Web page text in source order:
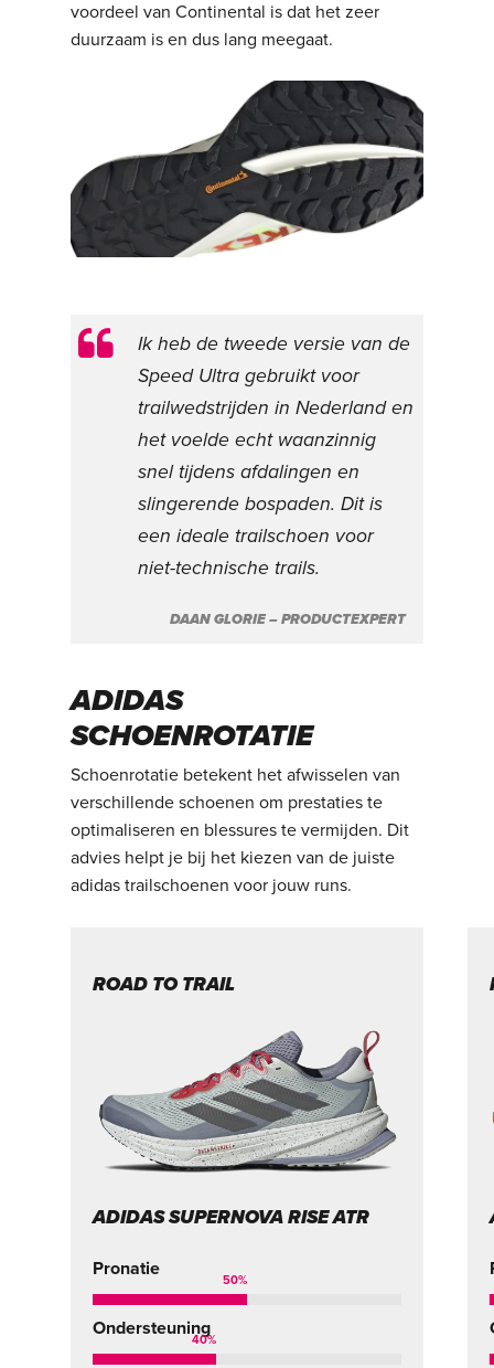
voordeel van Continental is dat het zeer
duurzaam is en dus lang meegaat.
Ik heb de tweede versie van de
Speed Ultra gebruikt voor
trailwedstrijden in Nederland en
het voelde echt waanzinnig
snel tijdens afdalingen en
slingerende bospaden. Dit is
een ideale trailschoen voor
niet-technische trails.
DAAN GLORIE – PRODUCTEXPERT
ADIDAS
SCHOENROTATIE
Schoenrotatie betekent het afwisselen van
verschillende schoenen om prestaties te
optimaliseren en blessures te vermijden. Dit
advies helpt je bij het kiezen van de juiste
adidas trailschoenen voor jouw runs.
ROAD TO TRAIL
ADIDAS SUPERNOVA RISE ATR
Pronatie
50%
Ondersteuning
40%